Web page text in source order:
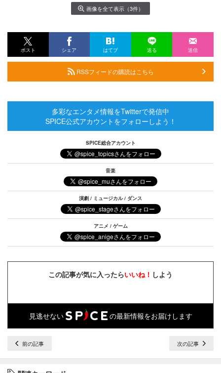
画像を全て表示（3件）
ポスト シェア はてブ 送る 送信
RSSフィードの購読はこちら
多彩なエンタメ情報をTwitterで発信中
SPICE公式アカウントをフォローしよう！
SPICE総合アカウント
音楽
演劇 / ミュージカル / ダンス
アニメ / ゲーム
この記事が気に入ったらいいね！ しよう
見逃せない の最新情報をお届けします
前の記事 次の記事